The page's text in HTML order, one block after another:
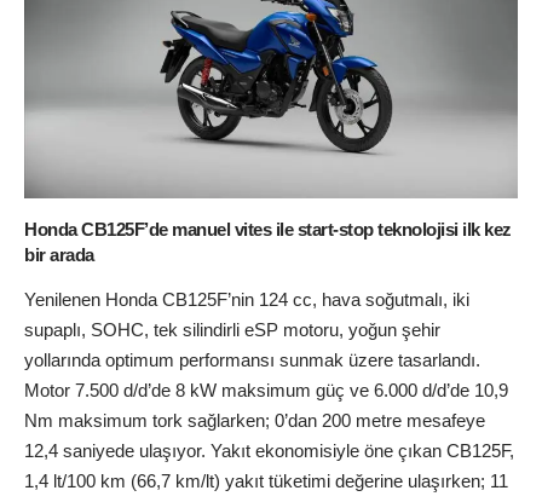
Honda CB125F’de manuel vites ile start-stop teknolojisi ilk kez
bir arada
Yenilenen Honda CB125F’nin 124 cc, hava soğutmalı, iki
supaplı, SOHC, tek silindirli eSP motoru, yoğun şehir
yollarında optimum performansı sunmak üzere tasarlandı.
Motor 7.500 d/d’de 8 kW maksimum güç ve 6.000 d/d’de 10,9
Nm maksimum tork sağlarken; 0’dan 200 metre mesafeye
12,4 saniyede ulaşıyor. Yakıt ekonomisiyle öne çıkan CB125F,
1,4 lt/100 km (66,7 km/lt) yakıt tüketimi değerine ulaşırken; 11